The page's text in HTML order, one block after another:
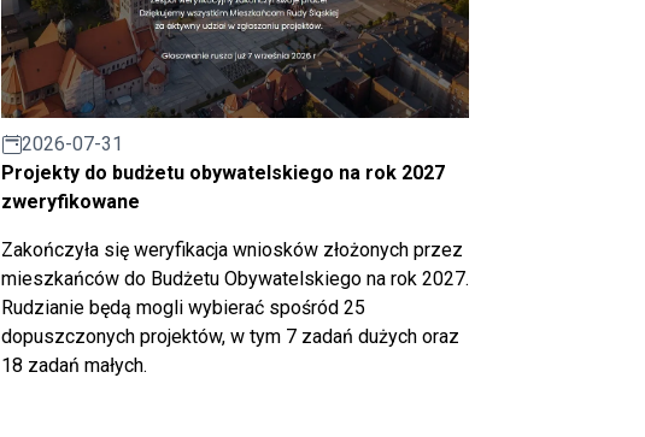
2026-07-31
Projekty do budżetu obywatelskiego na rok 2027
zweryfikowane
Zakończyła się weryfikacja wniosków złożonych przez
mieszkańców do Budżetu Obywatelskiego na rok 2027.
Rudzianie będą mogli wybierać spośród 25
dopuszczonych projektów, w tym 7 zadań dużych oraz
18 zadań małych.